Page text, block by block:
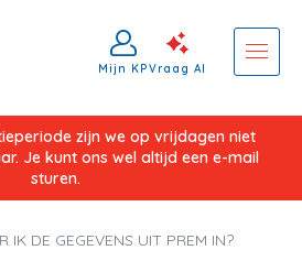
zijn we op vrijdagen niet
Je kunt ons wel altijd een e-mail
sturen.
Mijn KPVraag AI
IK DE GEGEVENS UIT PREM IN?